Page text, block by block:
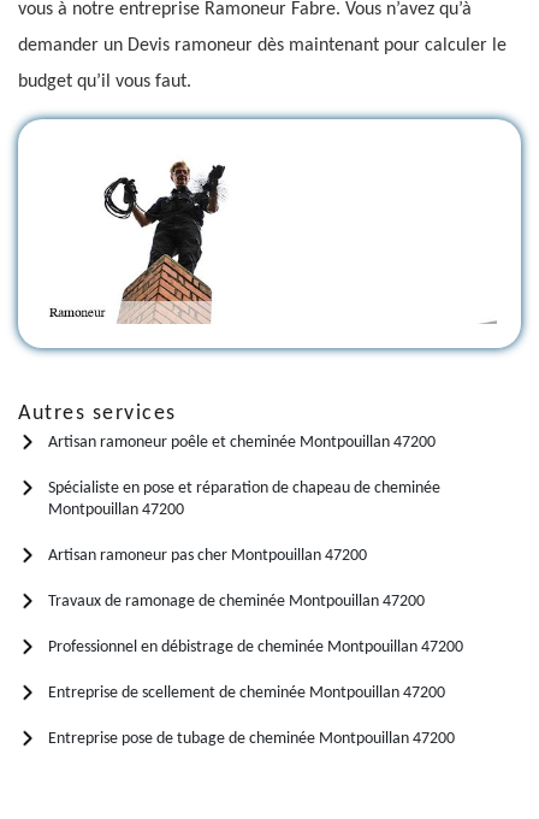
vous à notre entreprise Ramoneur Fabre. Vous n’avez qu’à
demander un Devis ramoneur dès maintenant pour calculer le
budget qu’il vous faut.
Autres services
Artisan ramoneur poêle et cheminée Montpouillan 47200
Spécialiste en pose et réparation de chapeau de cheminée
Montpouillan 47200
Artisan ramoneur pas cher Montpouillan 47200
Travaux de ramonage de cheminée Montpouillan 47200
Professionnel en débistrage de cheminée Montpouillan 47200
Entreprise de scellement de cheminée Montpouillan 47200
Entreprise pose de tubage de cheminée Montpouillan 47200